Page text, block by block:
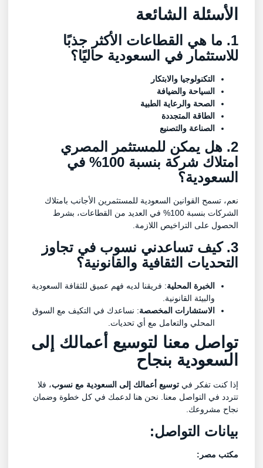
الأسئلة الشائعة
1. ما هي القطاعات الأكثر جذبًا
للاستثمار في السعودية حاليًا؟
التكنولوجيا والابتكار
السياحة والضيافة
الصحة والرعاية الطبية
الطاقة المتجددة
الصناعة والتصنيع
2. هل يمكن للمستثمر المصري
امتلاك شركة بنسبة 100% في
السعودية؟
نعم، تسمح القوانين السعودية للمستثمرين الأجانب بامتلاك
الشركات بنسبة 100% في العديد من القطاعات، بشرط
الحصول على التراخيص اللازمة.
3. كيف تساعدني نسوب في تجاوز
التحديات الثقافية والقانونية؟
الخبرة المحلية: فريقنا لديه فهم عميق للثقافة السعودية
والبيئة القانونية.
الاستشارات المخصصة: نساعدك في التكيف مع السوق
المحلي والتعامل مع أي تحديات.
تواصل معنا لتوسيع أعمالك إلى
السعودية بنجاح
إذا كنت تفكر في توسيع أعمالك إلى السعودية مع نسوب، فلا
تتردد في التواصل معنا. نحن هنا لدعمك في كل خطوة وضمان
نجاح مشروعك.
بيانات التواصل:
مكتب مصر: